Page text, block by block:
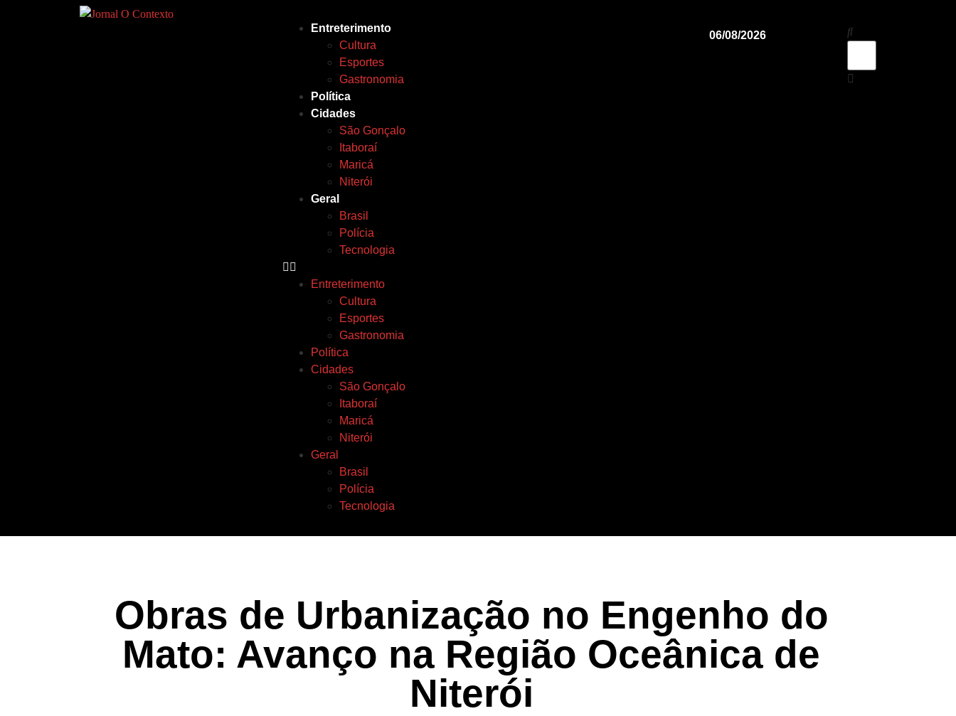
Entreterimento
Cultura
Esportes
Gastronomia
Política
Cidades
São Gonçalo
Itaboraí
Maricá
Niterói
Geral
Brasil
Polícia
Tecnologia
Entreterimento
Cultura
Esportes
Gastronomia
Política
Cidades
São Gonçalo
Itaboraí
Maricá
Niterói
Geral
Brasil
Polícia
Tecnologia
06/08/2026
Obras de Urbanização no Engenho do
Mato: Avanço na Região Oceânica de
Niterói